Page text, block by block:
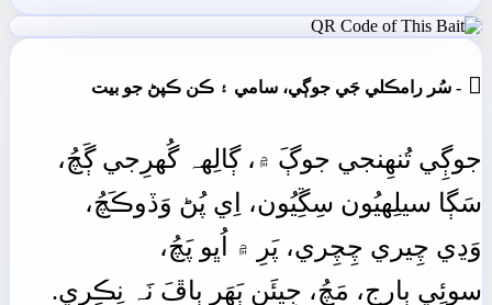
 - سُر رامڪلي جَي جوڳي، سامي ۽ ڪن ڪپڻ جو بيت
جوڳِي تُنھِنجي جوڳَ ۾، ڳالِهہ گُهرِجي ڳَچُ،
سَڳا سيلِهيُون سِڱِيُون،
اِي پُڻ وَڏوڪَچُ،
وَڍي چِيري چِچِري،پَرِ ۾ اُڀو پَچُ،
سوئِي ٻارِجِ، مَچُ، جِيئَن ٻَھَرِ ٻاڦَ نَہ نِڪِري.